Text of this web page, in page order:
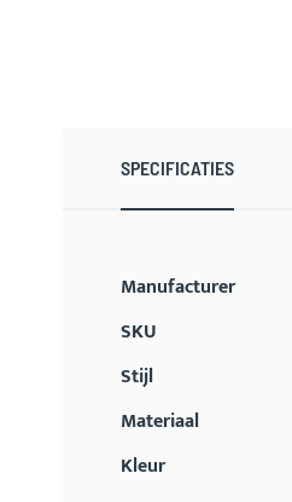
SPECIFICATIES
Meer
Manufacturer
SKU
Stijl
Materiaal
Kleur